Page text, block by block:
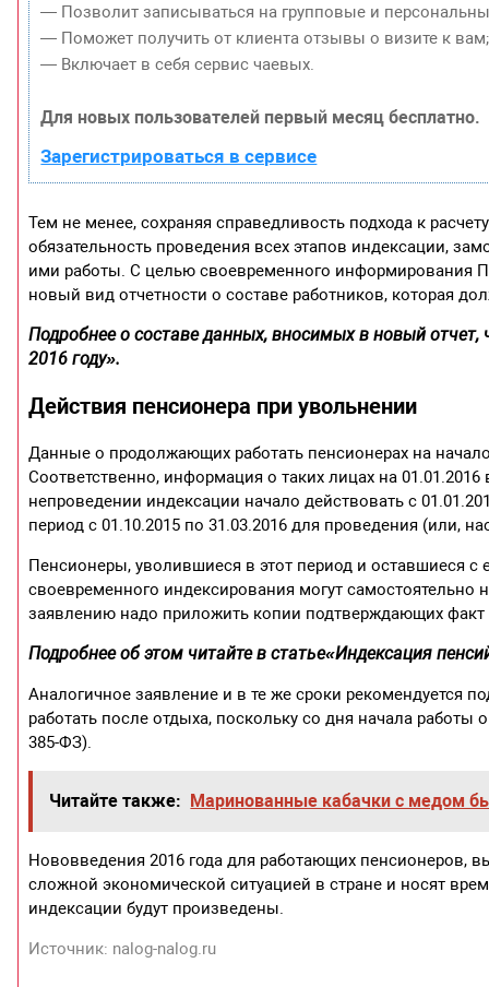
— Позволит записываться на групповые и
— Поможет получить от клиента отзывы о визите к вам;
— Включает в себя сервис чаевых.
Для новых пользователей первый месяц бесплатно.
Зарегистрироваться в сервисе
Тем не менее, сохраняя справедливость подхода к
обязательность проведения всех этапов индексации,
ими работы. С целью своевременного информирования
новый вид отчетности о составе работников, которая
Подробнее о составе данных, вносимых в новый отчет,
2016 году».
Действия пенсионера при увольнении
Данные о продолжающих работать пенсионерах на
Соответственно, информация о таких лицах на
непроведении индексации начало действовать с
период с 01.10.2015 по 31.03.2016 для проведения (или,
Пенсионеры, уволившиеся в этот период и оставшиеся
своевременного индексирования могут
заявлению надо приложить копии подтверждающих факт
Подробнее об этом читайте в статье«Индексация
Аналогичное заявление и в те же сроки рекомендуется
работать после отдыха, поскольку со дня начала
385-ФЗ).
Читайте также: Маринованные кабачки с медом
Нововведения 2016 года для работающих пенсионеров,
сложной экономической ситуацией в стране и носят
индексации будут произведены.
Источник: nalog-nalog.ru